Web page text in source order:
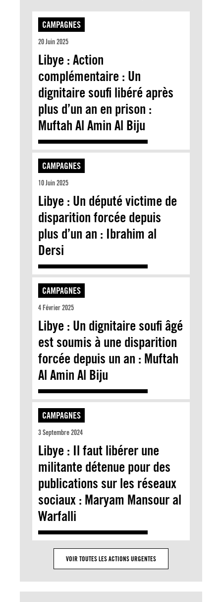
CAMPAGNES
20 Juin 2025
Libye : Action
complémentaire : Un
dignitaire soufi libéré après
plus d’un an en prison :
Muftah Al Amin Al Biju
CAMPAGNES
10 Juin 2025
Libye : Un député victime de
disparition forcée depuis
plus d’un an : Ibrahim al
Dersi
CAMPAGNES
4 Février 2025
Libye : Un dignitaire soufi âgé
est soumis à une disparition
forcée depuis un an : Muftah
Al Amin Al Biju
CAMPAGNES
3 Septembre 2024
Libye : Il faut libérer une
militante détenue pour des
publications sur les réseaux
sociaux : Maryam Mansour al
Warfalli
VOIR TOUTES LES ACTIONS URGENTES